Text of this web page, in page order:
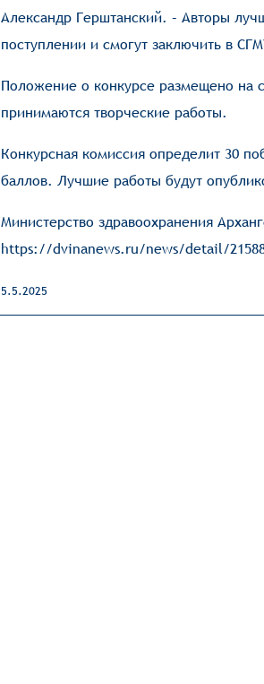
Александр Герштанский. – Авторы
поступлении и смогут заключить в
Положение о конкурсе размещено на
принимаются творческие работы.
Конкурсная комиссия определит 30
баллов. Лучшие работы будут
Министерство здравоохранения
https://dvinanews.ru/news/detail/
5.5.2025